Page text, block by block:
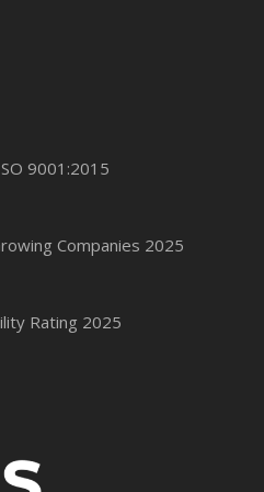
9001:2015
Companies 2025
Rating 2025